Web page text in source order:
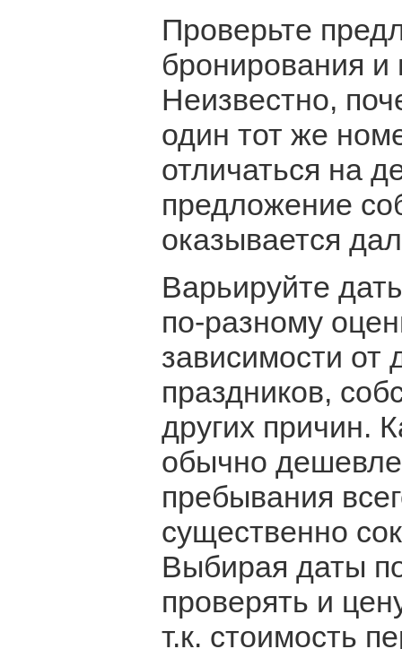
Проверьте
бронирования и
Неизвестно,
один тот же
отличаться на
предложение
оказывается
Варьируйте
по-разному
зависимости от
праздников,
других причин.
обычно
пребывания
существенно
Выбирая даты
проверять и
т.к. стоимость